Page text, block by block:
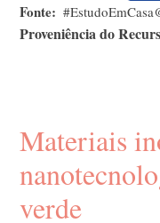
Fonte
Proveniência do
Materiais
verde